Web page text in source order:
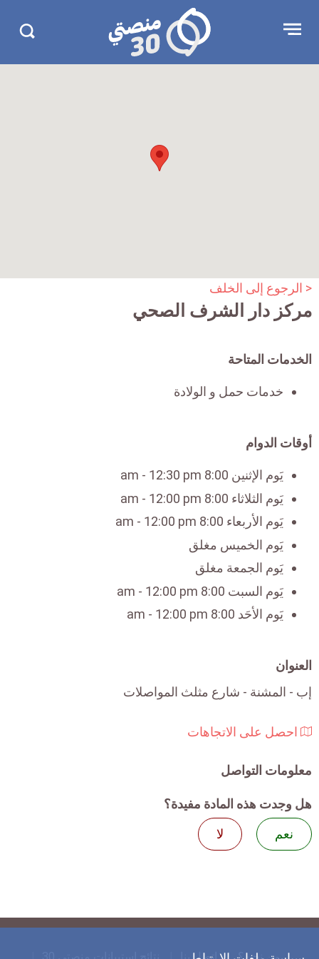
الإعلان
منصتي
30
< الرجوع إلى الخلف
مركز دار الشرف الصحي
الخدمات المتاحة
خدمات حمل و الولادة
أوقات الدوام
يَوم الإثنين 8:00 am - 12:30 pm
يَوم الثلاثاء 8:00 am - 12:00 pm
يَوم الأربعاء 8:00 am - 12:00 pm
يَوم الخميس مغلق
يَوم الجمعة مغلق
يَوم السبت 8:00 am - 12:00 pm
يَوم الأحَد 8:00 am - 12:00 pm
العنوان
إب - المشنة - شارع مثلث المواصلات
احصل على الاتجاهات
معلومات التواصل
هل وجدت هذه المادة مفيدة؟
نعم
لا